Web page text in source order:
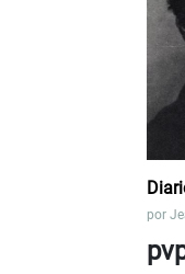
por